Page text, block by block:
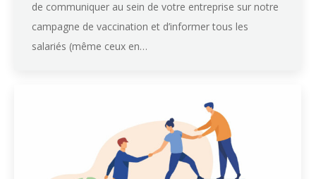
de communiquer au sein de votre entreprise sur notre
campagne de vaccination et d’informer tous les
salariés (même ceux en…